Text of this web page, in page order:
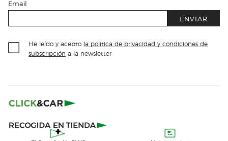
Email
ENVIAR
He leído y acepto la política de privacidad y condiciones de
subscripción a la newsletter